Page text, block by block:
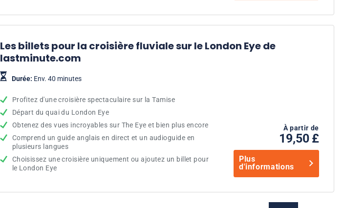
Les billets pour la croisière fluviale sur le London Eye de
lastminute.com
Durée: Env. 40 minutes
Profitez d'une croisière spectaculaire sur la Tamise
Départ du quai du London Eye
Obtenez des vues incroyables sur The Eye et bien plus encore
Comprend un guide anglais en direct et un audioguide en
plusieurs langues
Choisissez une croisière uniquement ou ajoutez un billet pour
le London Eye
À partir de
19,50 £
Plus
d'informations